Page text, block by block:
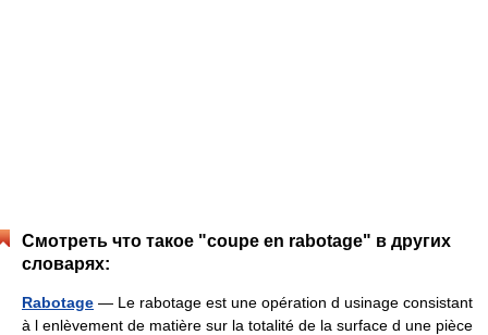
Смотреть что такое "coupe en rabotage" в других
словарях:
Rabotage — Le rabotage est une opération d usinage consistant
à l enlèvement de matière sur la totalité de la surface d une pièce